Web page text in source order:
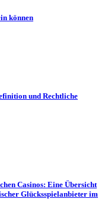
können
und Rechtliche
Casinos: Eine Übersicht
Glücksspielanbieter im